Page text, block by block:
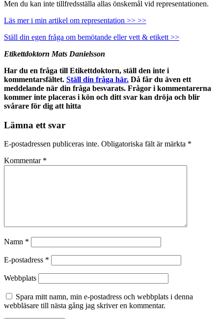
Men du kan inte tillfredsställa allas önskemål vid representationen.
Läs mer i min artikel om representation >> >>
Ställ din egen fråga om bemötande eller vett & etikett >>
Etikettdoktorn Mats Danielsson
Har du en fråga till Etikettdoktorn, ställ den inte i
kommentarsfältet. Ställ din fråga här. Då får du även ett
meddelande när din fråga besvarats. Frågor i kommentarerna
kommer inte placeras i kön och ditt svar kan dröja och blir
svårare för dig att hitta
Lämna ett svar
E-postadressen publiceras inte. Obligatoriska fält är märkta *
Kommentar *
Namn *
E-postadress *
Webbplats
Spara mitt namn, min e-postadress och webbplats i denna
webbläsare till nästa gång jag skriver en kommentar.